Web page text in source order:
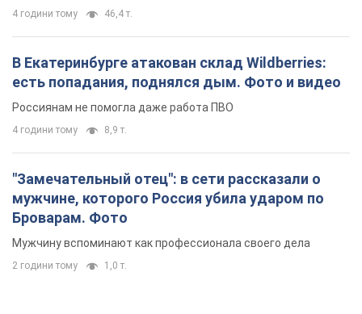
4 години тому 46,4 т.
В Екатеринбурге атакован склад Wildberries:
есть попадания, поднялся дым. Фото и видео
Россиянам не помогла даже работа ПВО
4 години тому 8,9 т.
"Замечательный отец": в сети рассказали о
мужчине, которого Россия убила ударом по
Броварам. Фото
Мужчину вспоминают как профессионала своего дела
2 години тому 1,0 т.